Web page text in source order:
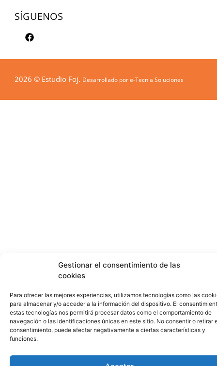
Gestionar el consentimiento de las
cookies
Para ofrecer las mejores experiencias, utilizamos tecnologías como las
para almacenar y/o acceder a la información del dispositivo. El
estas tecnologías nos permitirá procesar datos como el comportamiento de
navegación o las identificaciones únicas en este sitio. No consentir o retirar
consentimiento, puede afectar negativamente a ciertas características y
funciones.
SÍGUENOS
F
a
e
o
2026 © Estudio Foj. Desarrollado pore-Tecnia Soluciones